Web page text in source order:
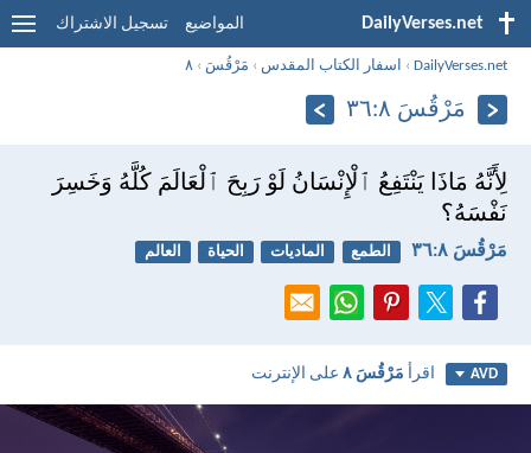
DailyVerses.net المواضيع تسجيل الاشتراك
DailyVerses.net
› اسفار الكتاب المقدس › مَرْقُسَ ›٨
مَرْقُسَ ٨:‏٣٦
لِأَنَّهُ مَاذَا يَنْتَفِعُ ٱلْإِنْسَانُ لَوْ رَبِحَ ٱلْعَالَمَ كُلَّهُ وَخَسِرَ
نَفْسَهُ؟
مَرْقُسَ ٨:‏٣٦ الطمع الماديات الحياة العالم
AVD اقرأ مَرْقُسَ ٨ على الإنترنت